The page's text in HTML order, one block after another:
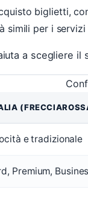
biglietti,
simili per i
a scegliere il
e tradizionale
Premium,